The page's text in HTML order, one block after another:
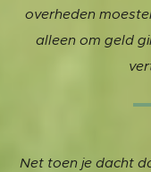
overheden
alleen om geld
Net toen je dacht